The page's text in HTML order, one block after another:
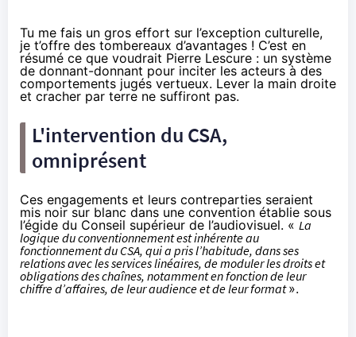
Tu me fais un gros effort sur l’exception culturelle,
je t’offre des tombereaux d’avantages ! C’est en
résumé ce que voudrait Pierre Lescure : un système
de donnant-donnant pour inciter les acteurs à des
comportements jugés vertueux. Lever la main droite
et cracher par terre ne suffiront pas.
L'intervention du CSA,
omniprésent
Ces engagements et leurs contreparties seraient
mis noir sur blanc dans une convention établie sous
l’égide du Conseil supérieur de l’audiovisuel. « La
logique du conventionnement est inhérente au
fonctionnement du CSA, qui a pris l’habitude, dans ses
relations avec les services linéaires, de moduler les droits et
obligations des chaînes, notamment en fonction de leur
chiffre d’affaires, de leur audience et de leur format».